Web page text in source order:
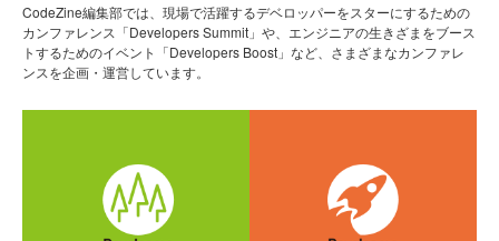
CodeZine編集部では、現場で活躍するデベロッパーをスターにするための
カンファレンス「Developers Summit」や、エンジニアの生きざまをブース
トするためのイベント「Developers Boost」など、さまざまなカンファレ
ンスを企画・運営しています。